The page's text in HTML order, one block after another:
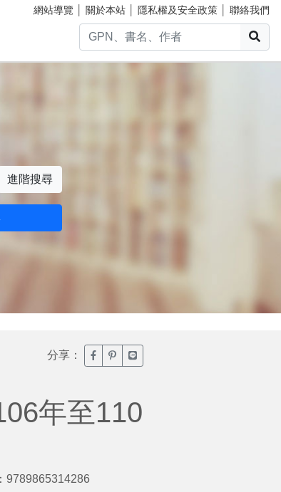
網站導覽 關於本站 隱私權及安全政策 聯絡我們
進階搜尋
分享： 臉書分享(另開新視窗)
噗浪分享(另開新視窗)
Line分享(另開新視窗)
年至110
9789865314286